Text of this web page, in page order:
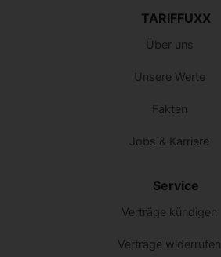
TARIFFUXX
Über uns
Unsere Werte
Fakten
Jobs & Karriere
Service
Verträge kündigen
Verträge widerrufen